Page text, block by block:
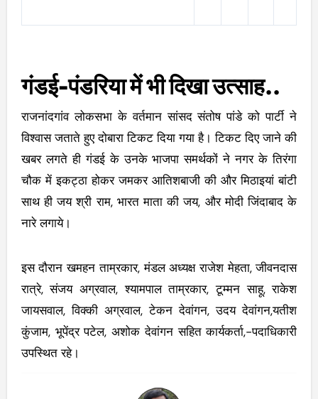
गंडई-पंडरिया में भी दिखा उत्साह..
राजनांदगांव लोकसभा के वर्तमान सांसद संतोष पांडे को पार्टी ने
विश्वास जताते हुए दोबारा टिकट दिया गया है। टिकट दिए जाने की
खबर लगते ही गंडई के उनके भाजपा समर्थकों ने नगर के तिरंगा
चौक में इकट्ठा होकर जमकर आतिशबाजी की और मिठाइयां बांटी
साथ ही जय श्री राम, भारत माता की जय, और मोदी जिंदाबाद के
नारे लगाये।
इस दौरान खमहन ताम्रकार, मंडल अध्यक्ष राजेश मेहता, जीवनदास
रात्रे, संजय अग्रवाल, श्यामपाल ताम्रकार, टूम्मन साहू, राकेश
जायसवाल, विक्की अग्रवाल, टेकन देवांगन, उदय देवांगन,यतीश
कुंजाम, भूपेंद्र पटेल, अशोक देवांगन सहित कार्यकर्ता,-पदाधिकारी
उपस्थित रहे।